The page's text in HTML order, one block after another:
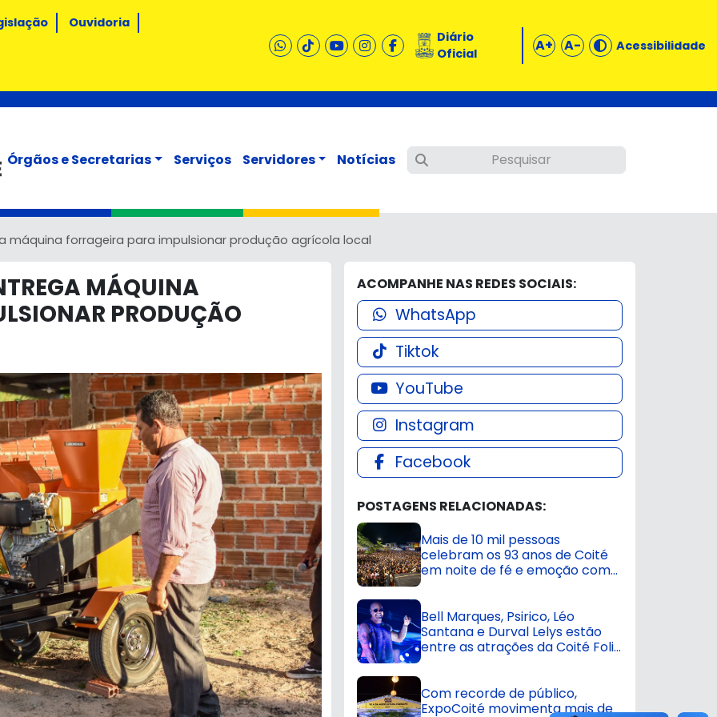
Ouvidoria
Diário
Oficial
A+ A- Acessibilidade
Órgãos e Secretarias Serviços Servidores Notícias
máquina forrageira para impulsionar produção agrícola local
MÁQUINA
PRODUÇÃO
ACOMPANHE NAS REDES SOCIAIS:
WhatsApp
Tiktok
YouTube
Instagram
Facebook
POSTAGENS RELACIONADAS:
Mais de 10 mil pessoas
celebram os 93 anos de Coité
em noite de fé e emoção com
Bell Marques, Psirico, Léo
Santana e Durval Lelys estão
entre as atrações da Coité Folia
Com recorde de público,
ExpoCoité movimenta mais de